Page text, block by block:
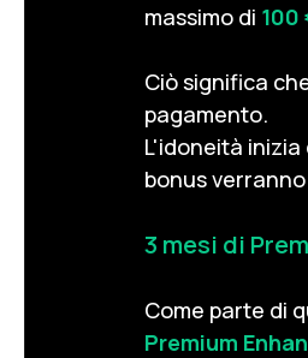
massimo di 100
Ciò significa
pagamento.
L'idoneità
bonus
3 mesi di
Come parte di
Premium